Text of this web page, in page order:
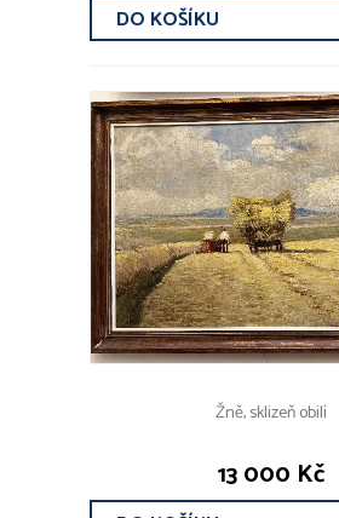
DO KOŠÍKU
Žně, sklizeň obilí
13 000 Kč